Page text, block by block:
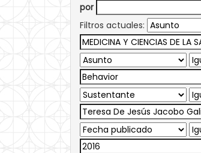
por
Filtros actuales: